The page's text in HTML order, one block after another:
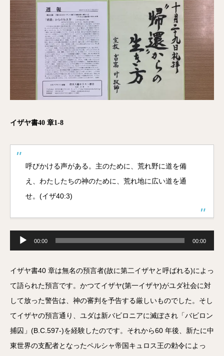
イザヤ書40 章1-8
呼びかける声がある。主のために、荒れ野に道を備
え、わたしたちの神のために、荒れ地に広い道を通
せ。(イザ40:3)
ヤ
ー
00:00 00:00
イザヤ書40 章は無名の預言者(故に第二イザヤと呼ばれる)によっ
て語られた預言です。かつてイザヤ(第一イザヤ)がユダ社会に対
して放った警告は、神の審判を予告する厳しいものでした。そし
てイザヤの預言通り、ユダは新バビロニアに滅ぼされ「バビロン
捕囚」(B.C.597-)を経験したのです。それから60 年後、新たに中
東世界の支配者となったペルシャ帝国キュロス王の勅令によっ